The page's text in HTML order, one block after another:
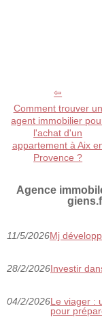
Comment trouver un
agent immobilier
l'achat d'un
appartement à Aix
Provence ?
Agence
11/5/2026Mj
28/2/2026Investir
04/2/2026Le viager :
pour